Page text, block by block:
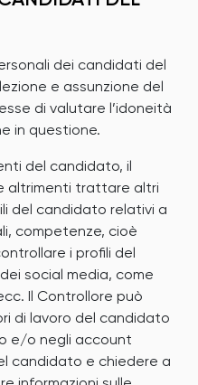
dei candidati del
e assunzione del
di valutare l’idoneità
in questione.
del candidato, il
altrimenti trattare altri
del candidato relativi a
competenze, cioè
i profili del
social media, come
Il Controllore può
di lavoro del candidato
e/o negli account
candidato e chiedere a